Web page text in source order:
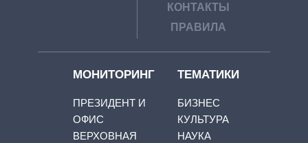
КОНТАКТЫ
ПРАВИЛА
МОНИТОРИНГ
ПРЕЗИДЕНТ И
ОФИС
ВЕРХОВНАЯ
ТЕМАТИКИ
БИЗНЕС
КУЛЬТУРА
НАУКА